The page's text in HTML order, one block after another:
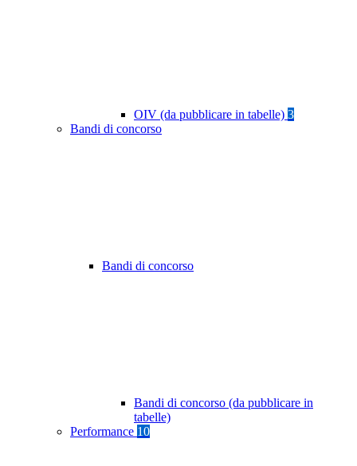
OIV (da pubblicare in tabelle) 3
Bandi di concorso
Bandi di concorso
Bandi di concorso (da pubblicare in
tabelle)
Performance 10